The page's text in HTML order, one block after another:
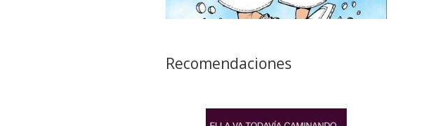
Recomendaciones